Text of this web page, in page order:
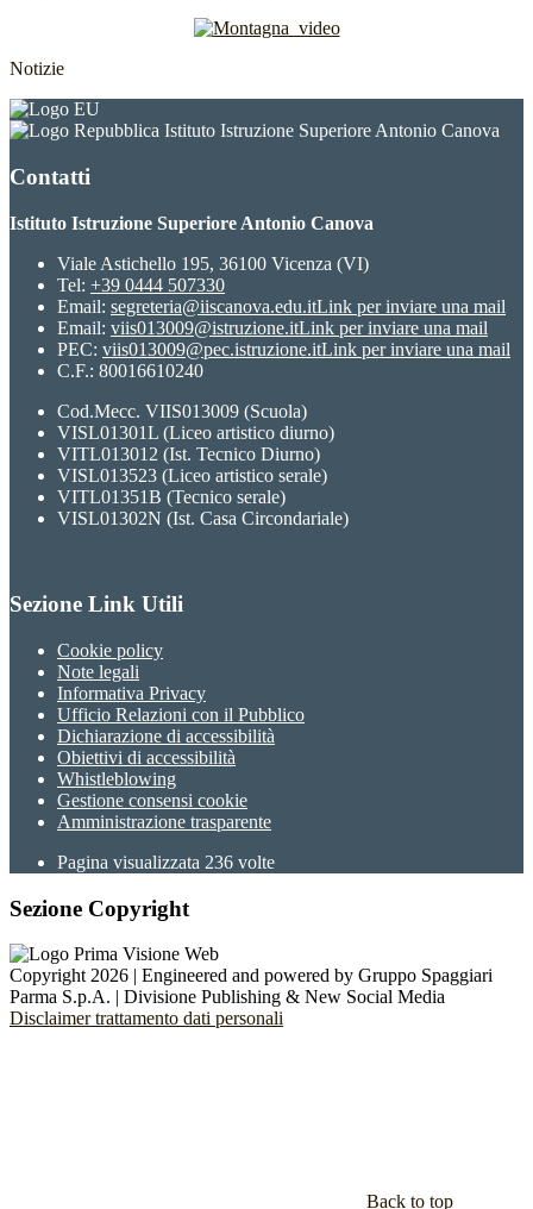
Notizie
Istituto Istruzione Superiore Antonio Canova
Contatti
Istituto Istruzione Superiore Antonio Canova
Viale Astichello 195, 36100 Vicenza (VI)
Tel: +39 0444 507330
Email: segreteria@iiscanova.edu.itLink per inviare una mail
Email: viis013009@istruzione.itLink per inviare una mail
PEC: viis013009@pec.istruzione.itLink per inviare una mail
C.F.: 80016610240
Cod.Mecc. VIIS013009 (Scuola)
VISL01301L (Liceo artistico diurno)
VITL013012 (Ist. Tecnico Diurno)
VISL013523 (Liceo artistico serale)
VITL01351B (Tecnico serale)
VISL01302N (Ist. Casa Circondariale)
Sezione Link Utili
Cookie policy
Note legali
Informativa Privacy
Ufficio Relazioni con il Pubblico
Dichiarazione di accessibilità
Obiettivi di accessibilità
Whistleblowing
Gestione consensi cookie
Amministrazione trasparente
Pagina visualizzata 236 volte
Sezione Copyright
Copyright 2026 | Engineered and powered by Gruppo Spaggiari
Parma S.p.A. | Divisione Publishing & New Social Media
Disclaimer trattamento dati personali
Back to top